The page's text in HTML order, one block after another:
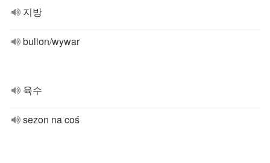
지방
bulion/wywar
육수
sezon na coś